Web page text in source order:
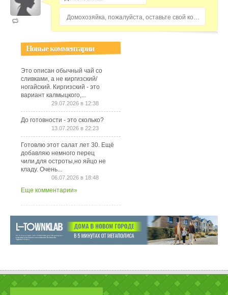
Домохозяйка, пожалуйста, оставьте свой комментарий...
Новые комментарии
Это описан обычный чай со
сливками, а не киргизский/
ногайский. Киргизский - это
вариант калмыцкого,...
29.07.2026 в 12:38
До готовности - это сколько?
13.07.2026 в 22:23
Готовлю этот салат лет 30. Ещё
добавляю немного перец
чили,для остроты,но яйцо не
кладу. Очень...
06.07.2026 в 18:48
Еще комментарии»